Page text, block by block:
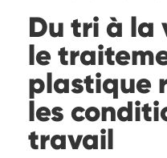
Du tri à la
le
plastique
les
travail